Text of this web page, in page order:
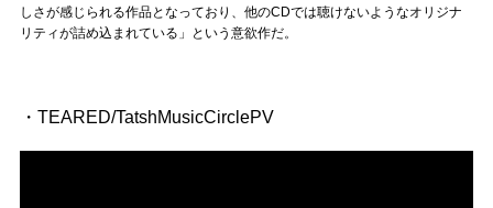
しさが感じられる作品となっており、他のCDでは聴けないようなオリジナ
リティが詰め込まれている」という意欲作だ。
・TEARED/TatshMusicCirclePV